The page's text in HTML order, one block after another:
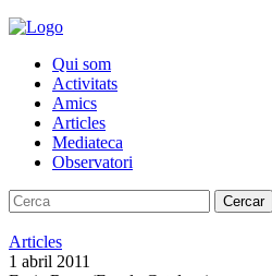
Qui som
Activitats
Amics
Articles
Mediateca
Observatori
Cercar
Articles
1 abril 2011